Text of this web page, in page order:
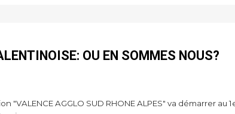
OU EN SOMMES NOUS?
"VALENCE AGGLO SUD RHONE ALPES" va démarrer au